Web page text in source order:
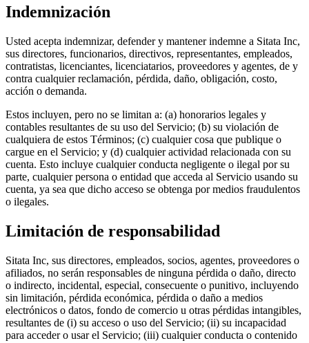
Indemnización
Usted acepta indemnizar, defender y mantener indemne a Sitata Inc,
sus directores, funcionarios, directivos, representantes, empleados,
contratistas, licenciantes, licenciatarios, proveedores y agentes, de y
contra cualquier reclamación, pérdida, daño, obligación, costo,
acción o demanda.
Estos incluyen, pero no se limitan a: (a) honorarios legales y
contables resultantes de su uso del Servicio; (b) su violación de
cualquiera de estos Términos; (c) cualquier cosa que publique o
cargue en el Servicio; y (d) cualquier actividad relacionada con su
cuenta. Esto incluye cualquier conducta negligente o ilegal por su
parte, cualquier persona o entidad que acceda al Servicio usando su
cuenta, ya sea que dicho acceso se obtenga por medios fraudulentos
o ilegales.
Limitación de responsabilidad
Sitata Inc, sus directores, empleados, socios, agentes, proveedores o
afiliados, no serán responsables de ninguna pérdida o daño, directo
o indirecto, incidental, especial, consecuente o punitivo, incluyendo
sin limitación, pérdida económica, pérdida o daño a medios
electrónicos o datos, fondo de comercio u otras pérdidas intangibles,
resultantes de (i) su acceso o uso del Servicio; (ii) su incapacidad
para acceder o usar el Servicio; (iii) cualquier conducta o contenido